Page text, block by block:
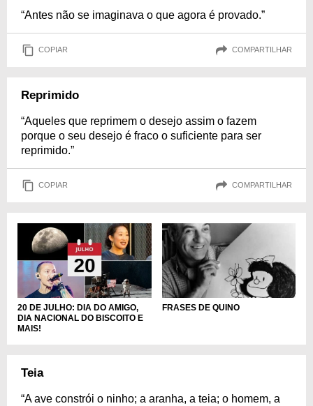
“Antes não se imaginava o que agora é provado.”
COPIAR COMPARTILHAR
Reprimido
“Aqueles que reprimem o desejo assim o fazem
porque o seu desejo é fraco o suficiente para ser
reprimido.”
COPIAR COMPARTILHAR
20 DE JULHO: DIA DO AMIGO,
DIA NACIONAL DO BISCOITO E
MAIS!
FRASES DE QUINO
Teia
“A ave constrói o ninho; a aranha, a teia; o homem, a